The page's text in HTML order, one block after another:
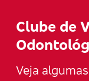
Clube de
Veja